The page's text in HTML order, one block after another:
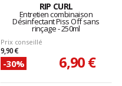
RIP CURL
Entretien combinaison
Désinfectant Piss Off sans
rinçage - 250ml
Prix conseillé
9,90 €
-30% 6,90 €